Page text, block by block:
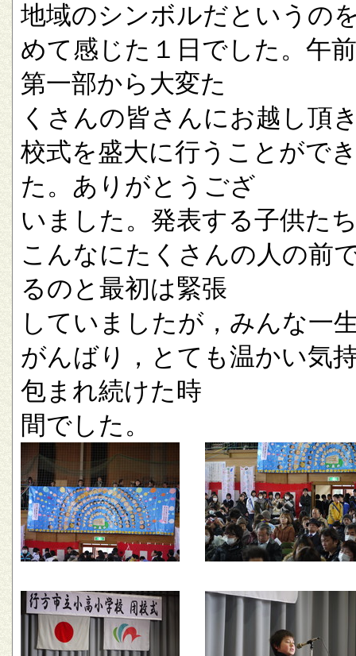
地域のシンボルだというの
めて感じた１日でした。午
第一部から大変た
くさんの皆さんにお越し頂
校式を盛大に行うことがで
た。ありがとうござ
いました。発表する子供た
こんなにたくさんの人の前
るのと最初は緊張
していましたが，みんな一
がんばり，とても温かい気
包まれ続けた時
間でした。